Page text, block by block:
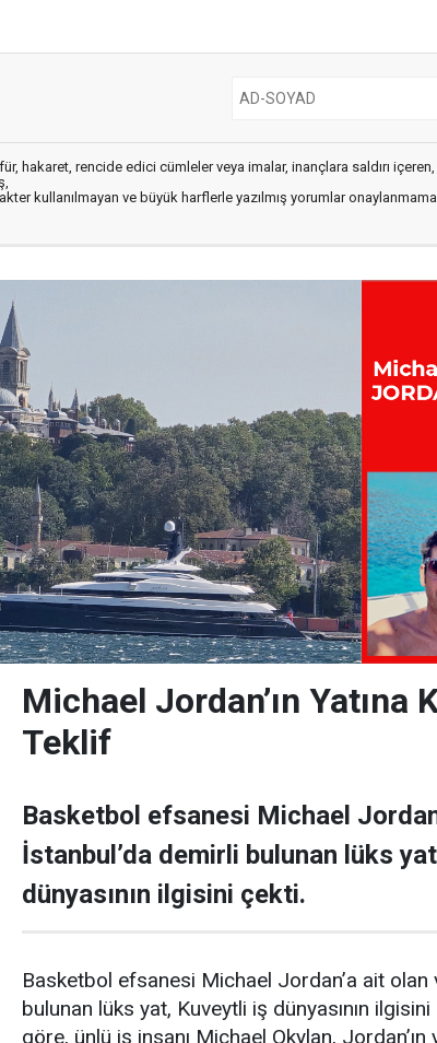
hakaret, rencide edici cümleler veya imalar, inançlara saldırı
kullanılmayan ve büyük harflerle yazılmış yorumlar
Michael Jordan’ın Yatına
Teklif
Basketbol efsanesi Michael
İstanbul’da demirli bulunan lüks
dünyasının ilgisini çekti.
Basketbol efsanesi Michael Jordan’a ait olan
bulunan lüks yat, Kuveytli iş dünyasının
göre, ünlü iş insanı Michael Okylan, Jordan’ın